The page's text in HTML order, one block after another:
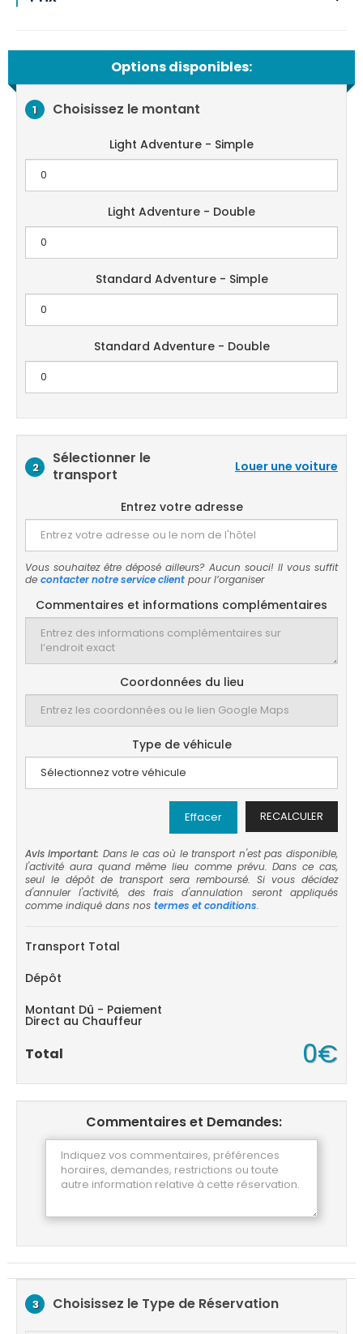
Options disponibles:
1 Choisissez le montant
Light Adventure - Simple
Light Adventure - Double
Standard Adventure - Simple
Standard Adventure - Double
2
Sélectionner le
transport
Louer une voiture
Entrez votre adresse
Vous souhaitez être déposé ailleurs? Aucun souci! Il vous suffit
de contacter notre service client pour l’organiser
Commentaires et informations complémentaires
Coordonnées du lieu
Type de véhicule
RECALCULER
Effacer
Avis important: Dans le cas où le transport n'est pas disponible,
l'activité aura quand même lieu comme prévu. Dans ce cas,
seul le dépôt de transport sera remboursé. Si vous décidez
d'annuler l'activité, des frais d'annulation seront appliqués
comme indiqué dans nos termes et conditions.
Transport Total
Dépôt
Montant Dû - Paiement
Direct au Chauffeur
Total 0€
Commentaires et Demandes:
3 Choisissez le Type de Réservation